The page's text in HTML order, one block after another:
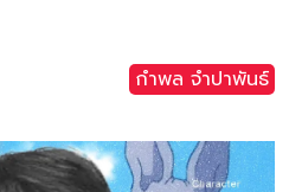
กำพล จำปาพันธ์